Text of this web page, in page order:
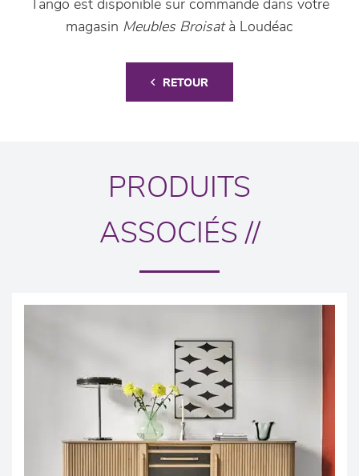
Tango est disponible sur commande dans votre
magasin Meubles Broisatà Loudéac
RETOUR
PRODUITS
ASSOCIÉS //